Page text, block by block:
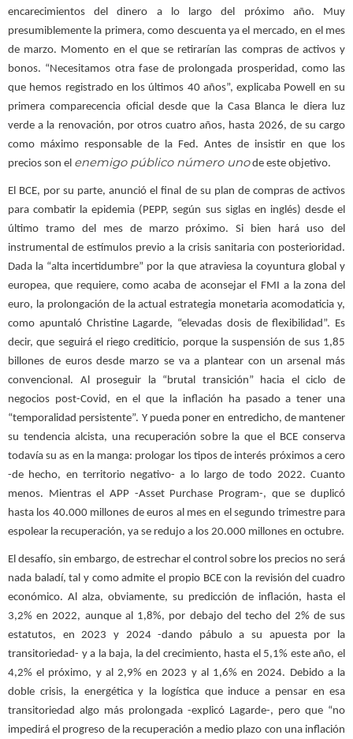
encarecimientos del dinero a lo largo del próximo año. Muy
presumiblemente la primera, como descuenta ya el mercado, en el mes
de marzo. Momento en el que se retirarían las compras de activos y
bonos. “Necesitamos otra fase de prolongada prosperidad, como las
que hemos registrado en los últimos 40 años”, explicaba Powell en su
primera comparecencia oficial desde que la Casa Blanca le diera luz
verde a la renovación, por otros cuatro años, hasta 2026, de su cargo
como máximo responsable de la Fed. Antes de insistir en que los
precios son el enemigo público número unode este objetivo.
El BCE, por su parte, anunció el final de su plan de compras de activos
para combatir la epidemia (PEPP, según sus siglas en inglés) desde el
último tramo del mes de marzo próximo. Si bien hará uso del
instrumental de estímulos previo a la crisis sanitaria con posterioridad.
Dada la “alta incertidumbre” por la que atraviesa la coyuntura global y
europea, que requiere, como acaba de aconsejar el FMI a la zona del
euro, la prolongación de la actual estrategia monetaria acomodaticia y,
como apuntaló Christine Lagarde, “elevadas dosis de flexibilidad”. Es
decir, que seguirá el riego crediticio, porque la suspensión de sus 1,85
billones de euros desde marzo se va a plantear con un arsenal más
convencional. Al proseguir la “brutal transición” hacia el ciclo de
negocios post-Covid, en el que la inflación ha pasado a tener una
“temporalidad persistente”. Y pueda poner en entredicho, de mantener
su tendencia alcista, una recuperación sobre la que el BCE conserva
todavía su as en la manga: prologar los tipos de interés próximos a cero
-de hecho, en territorio negativo- a lo largo de todo 2022. Cuanto
menos. Mientras el APP -Asset Purchase Program-, que se duplicó
hasta los 40.000 millones de euros al mes en el segundo trimestre para
espolear la recuperación, ya se redujo a los 20.000 millones en octubre.
El desafío, sin embargo, de estrechar el control sobre los precios no será
nada baladí, tal y como admite el propio BCE con la revisión del cuadro
económico. Al alza, obviamente, su predicción de inflación, hasta el
3,2% en 2022, aunque al 1,8%, por debajo del techo del 2% de sus
estatutos, en 2023 y 2024 -dando pábulo a su apuesta por la
transitoriedad- y a la baja, la del crecimiento, hasta el 5,1% este año, el
4,2% el próximo, y al 2,9% en 2023 y al 1,6% en 2024. Debido a la
doble crisis, la energética y la logística que induce a pensar en esa
transitoriedad algo más prolongada -explicó Lagarde-, pero que “no
impedirá el progreso de la recuperación a medio plazo con una inflación